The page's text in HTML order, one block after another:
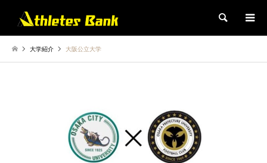
検索
大学紹介 大阪公立大学